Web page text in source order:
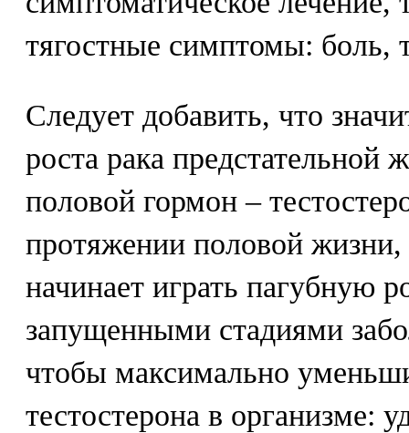
тягостные симптомы: боль,
Следует добавить, что
роста рака предстательной
половой гормон –
протяжении половой
начинает играть пагубную
запущенными стадиями
чтобы максимально
тестостерона в организме: